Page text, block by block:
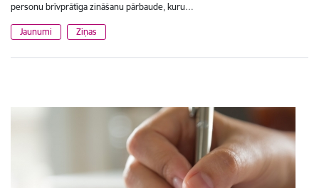
personu brīvprātīga zināšanu pārbaude, kuru…
Jaunumi Ziņas